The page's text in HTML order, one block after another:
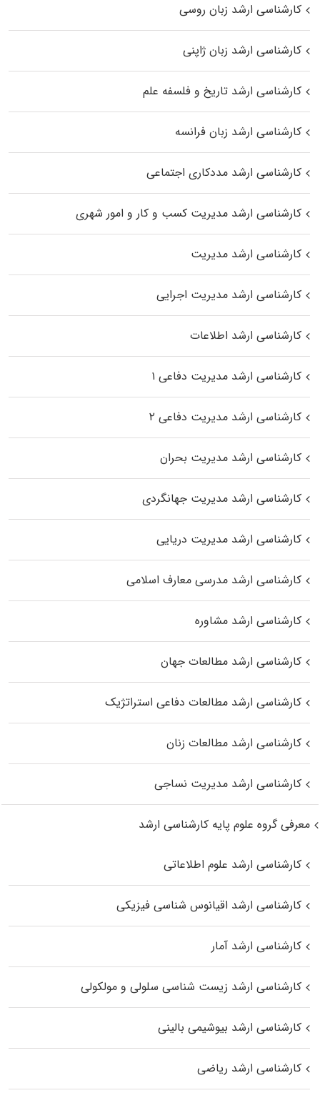
کارشناسی ارشد زبان روسی
کارشناسی ارشد زبان ژاپنی
کارشناسی ارشد تاریخ و فلسفه علم
کارشناسی ارشد زبان فرانسه
کارشناسی ارشد مددکاری اجتماعی
کارشناسی ارشد مدیریت کسب و کار و امور شهری
کارشناسی ارشد مدیریت
کارشناسی ارشد مدیریت اجرایی
کارشناسی ارشد اطلاعات
کارشناسی ارشد مدیریت دفاعی ۱
کارشناسی ارشد مدیریت دفاعی ۲
کارشناسی ارشد مدیریت بحران
کارشناسی ارشد مدیریت جهانگردی
کارشناسی ارشد مدیریت دریایی
کارشناسی ارشد مدرسی معارف اسلامی
کارشناسی ارشد مشاوره
کارشناسی ارشد مطالعات جهان
کارشناسی ارشد مطالعات دفاعی استراتژیک
کارشناسی ارشد مطالعات زنان
کارشناسی ارشد مدیریت نساجی
معرفی گروه علوم پایه کارشناسی ارشد
کارشناسی ارشد علوم اطلاعاتی
کارشناسی ارشد اقیانوس‌ شناسی فیزیکی
کارشناسی ارشد آمار
کارشناسی ارشد زیست شناسی سلولی و مولکولی
کارشناسی ارشد بیوشیمی بالینی
کارشناسی ارشد ریاضی